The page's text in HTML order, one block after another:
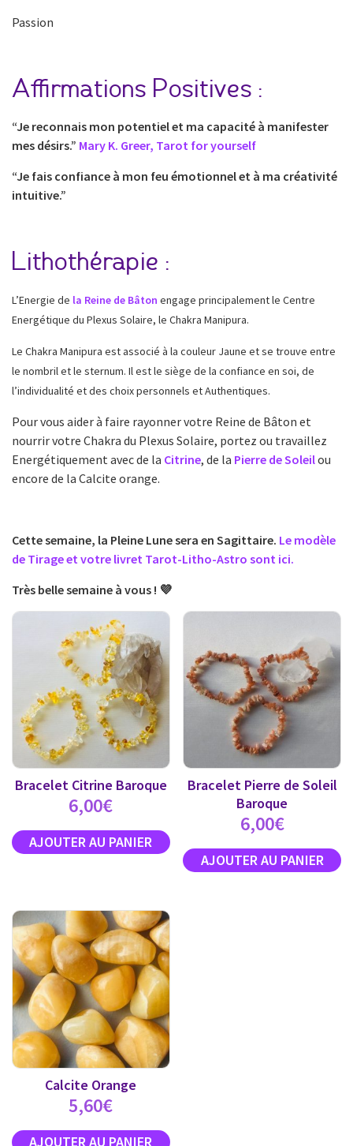
Passion
Affirmations Positives :
“Je reconnais mon potentiel et ma capacité à manifester
mes désirs.” Mary K. Greer, Tarot for yourself
“Je fais confiance à mon feu émotionnel et à ma créativité
intuitive.”
Lithothérapie :
L’Energie de la Reine de Bâton engage principalement le Centre
Energétique du Plexus Solaire, le Chakra Manipura.
Le Chakra Manipura est associé à la couleur Jaune et se trouve entre
le nombril et le sternum. Il est le siège de la confiance en soi, de
l’individualité et des choix personnels et Authentiques.
Pour vous aider à faire rayonner votre Reine de Bâton et
nourrir votre Chakra du Plexus Solaire, portez ou travaillez
Energétiquement avec de la Citrine, de la Pierre de Soleilou
encore de la Calcite orange.
Cette semaine, la Pleine Lune sera en Sagittaire. Le modèle
de Tirage et votre livret Tarot-Litho-Astro sont ici.
Très belle semaine à vous ! 💜
Bracelet Citrine Baroque
6,00€
Bracelet Pierre de Soleil
Baroque
6,00€
Calcite Orange
5,60€